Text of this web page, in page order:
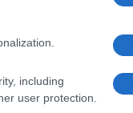
including
user protection.